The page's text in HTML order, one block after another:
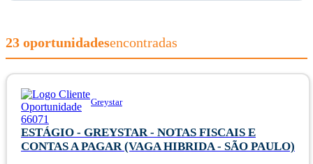
23 oportunidadesencontradas
Greystar
ESTÁGIO - GREYSTAR - NOTAS FISCAIS E
CONTAS A PAGAR (VAGA HIBRIDA - SÃO PAULO)